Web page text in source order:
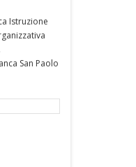
Istruzione
San Paolo